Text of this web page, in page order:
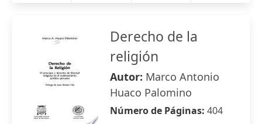
Derecho de la
religión
Autor: Marco Antonio
Huaco Palomino
Número de Páginas: 404